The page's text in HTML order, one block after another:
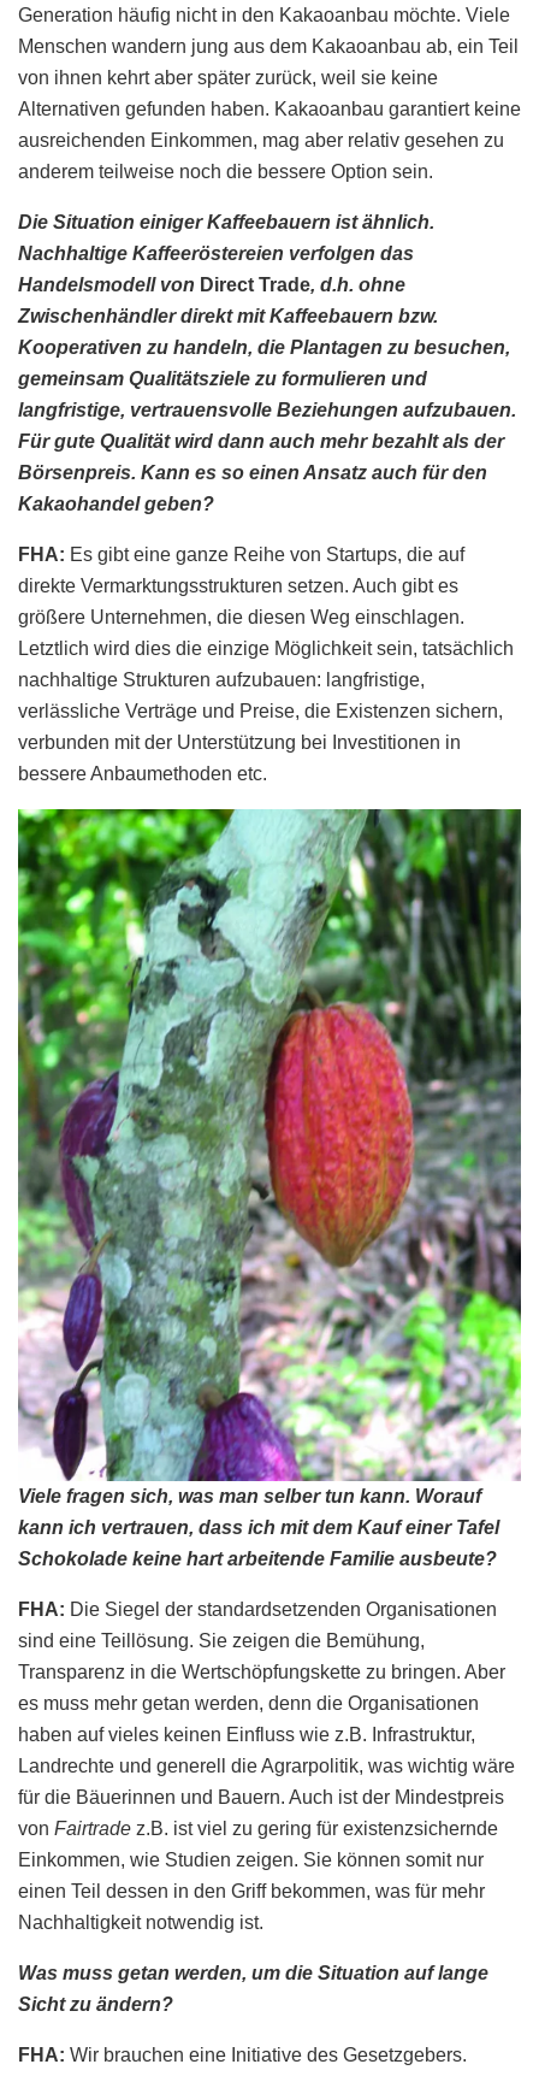
Generation häufig nicht in den Kakaoanbau möchte. Viele
Menschen wandern jung aus dem Kakaoanbau ab, ein Teil
von ihnen kehrt aber später zurück, weil sie keine
Alternativen gefunden haben. Kakaoanbau garantiert keine
ausreichenden Einkommen, mag aber relativ gesehen zu
anderem teilweise noch die bessere Option sein.
Die Situation einiger Kaffeebauern ist ähnlich.
Nachhaltige Kaffeeröstereien verfolgen das
Handelsmodell von Direct Trade, d.h. ohne
Zwischenhändler direkt mit Kaffeebauern bzw.
Kooperativen zu handeln, die Plantagen zu besuchen,
gemeinsam Qualitätsziele zu formulieren und
langfristige, vertrauensvolle Beziehungen aufzubauen.
Für gute Qualität wird dann auch mehr bezahlt als der
Börsenpreis. Kann es so einen Ansatz auch für den
Kakaohandel geben?
FHA: Es gibt eine ganze Reihe von Startups, die auf
direkte Vermarktungsstrukturen setzen. Auch gibt es
größere Unternehmen, die diesen Weg einschlagen.
Letztlich wird dies die einzige Möglichkeit sein, tatsächlich
nachhaltige Strukturen aufzubauen: langfristige,
verlässliche Verträge und Preise, die Existenzen sichern,
verbunden mit der Unterstützung bei Investitionen in
bessere Anbaumethoden etc.
Viele fragen sich, was man selber tun kann. Worauf
kann ich vertrauen, dass ich mit dem Kauf einer Tafel
Schokolade keine hart arbeitende Familie ausbeute?
FHA: Die Siegel der standardsetzenden Organisationen
sind eine Teillösung. Sie zeigen die Bemühung,
Transparenz in die Wertschöpfungskette zu bringen. Aber
es muss mehr getan werden, denn die Organisationen
haben auf vieles keinen Einfluss wie z.B. Infrastruktur,
Landrechte und generell die Agrarpolitik, was wichtig wäre
für die Bäuerinnen und Bauern. Auch ist der Mindestpreis
von Fairtrade z.B. ist viel zu gering für existenzsichernde
Einkommen, wie Studien zeigen. Sie können somit nur
einen Teil dessen in den Griff bekommen, was für mehr
Nachhaltigkeit notwendig ist.
Was muss getan werden, um die Situation auf lange
Sicht zu ändern?
FHA: Wir brauchen eine Initiative des Gesetzgebers.